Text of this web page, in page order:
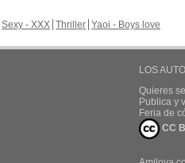
Sexy - XXX Thriller Yaoi - Boys love
LOS
Quieres
Publica y
Feria de
CC